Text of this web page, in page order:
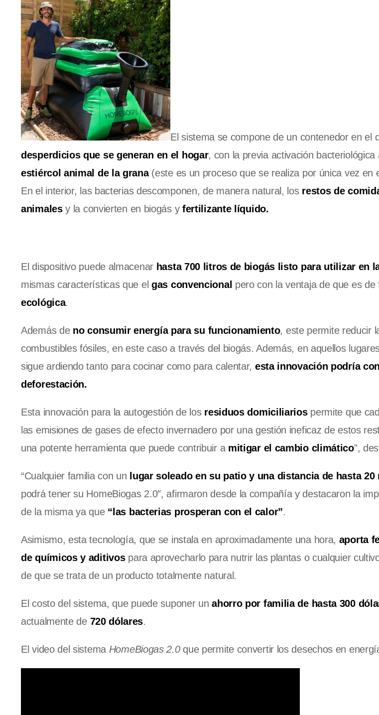
El sistema se compone de un contenedor en el
desperdicios que se generan en el hogar, con la previa activación bacteriológica
estiércol animal de la grana(este es un proceso que se realiza por única vez en
En el interior, las bacterias descomponen, de manera natural, los restos de
animalesy la convierten en biogás y fertilizante líquido.
El dispositivo puede almacenar hasta 700 litros de biogás listo para utilizar en
mismas características que el gas convencional pero con la ventaja de que es de
ecológica.
Además de no consumir energía para su funcionamiento, este permite reducir
combustibles fósiles, en este caso a través del biogás. Además, en aquellos
sigue ardiendo tanto para cocinar como para calentar, esta innovación podría
deforestación.
Esta innovación para la autogestión de losresiduos domiciliariospermite que
las emisiones de gases de efecto invernadero por una gestión ineficaz de estos
una potente herramienta que puede contribuir a mitigar el cambio climático”,
“Cualquier familia con un lugar soleado en su patio y una distancia de hasta
podrá tener su HomeBiogas 2.0″, afirmaron desde la compañía y destacaron la
de la misma ya que “las bacterias prosperan con el calor”.
Asimismo, esta tecnología, que se instala en aproximadamente una hora, aporta
de químicos y aditivospara aprovecharlo para nutrir las plantas o cualquier
de que se trata de un producto totalmente natural.
El costo del sistema, que puede suponer un ahorro por familia de hasta 300
actualmente de 720 dólares.
El video del sistema HomeBiogas 2.0 que permite convertir los desechos en